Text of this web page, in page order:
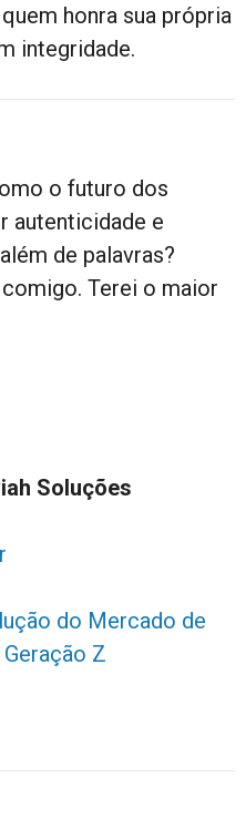
honra sua própria
integridade.
o futuro dos
autenticidade e
de palavras?
Terei o maior
Soluções
do Mercado de
Z